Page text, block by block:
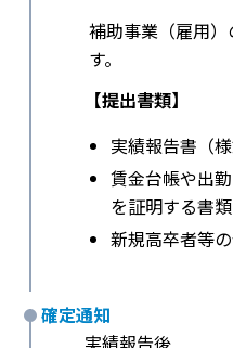
補助事業（雇用
す。
【提出書類】
実績報告書（様
賃金台帳や出
を証明する書類
新規高卒者等
確定通知